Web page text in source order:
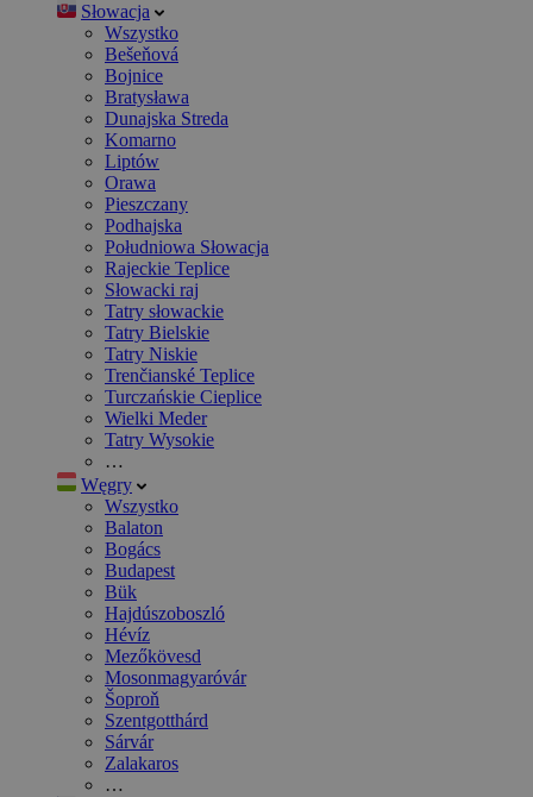
Słowacja
Wszystko
Bešeňová
Bojnice
Bratysława
Dunajska Streda
Komarno
Liptów
Orawa
Pieszczany
Podhajska
Południowa Słowacja
Rajeckie Teplice
Słowacki raj
Tatry słowackie
Tatry Bielskie
Tatry Niskie
Trenčianské Teplice
Turczańskie Cieplice
Wielki Meder
Tatry Wysokie
…
Węgry
Wszystko
Balaton
Bogács
Budapest
Bük
Hajdúszoboszló
Hévíz
Mezőkövesd
Mosonmagyaróvár
Šoproň
Szentgotthárd
Sárvár
Zalakaros
…